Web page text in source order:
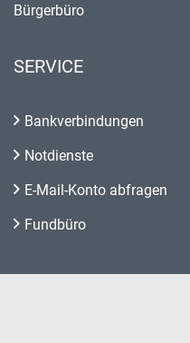
Bürgerbüro
SERVICE
Bankverbindungen
Notdienste
E-Mail-Konto abfragen
Fundbüro